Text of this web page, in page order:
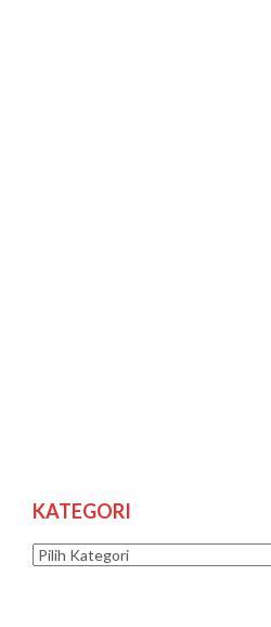
KATEGORI
Kategori